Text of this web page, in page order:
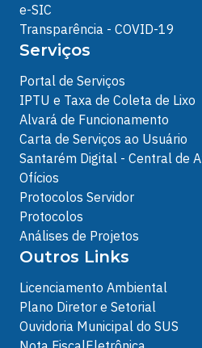
e-SIC
Transparência - COVID-19
Serviços
Portal de Serviços
IPTU e Taxa de Coleta de Lixo
Alvará de Funcionamento
Carta de Serviços ao Usuário
Santarém Digital - Central de
Ofícios
Protocolos Servidor
Protocolos
Análises de Projetos
Outros Links
Licenciamento Ambiental
Plano Diretor e Setorial
Ouvidoria Municipal do SUS